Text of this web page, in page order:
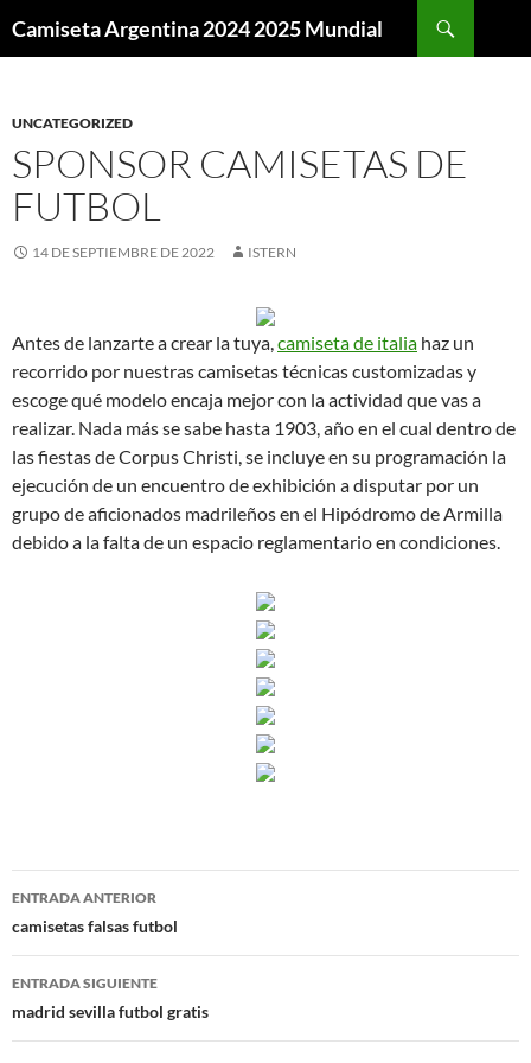
Camiseta Argentina 2024 2025 Mundial
UNCATEGORIZED
SPONSOR CAMISETAS DE
FUTBOL
14 DE SEPTIEMBRE DE 2022 ISTERN
Antes de lanzarte a crear la tuya,camiseta de italia haz un
recorrido por nuestras camisetas técnicas customizadas y
escoge qué modelo encaja mejor con la actividad que vas a
realizar. Nada más se sabe hasta 1903, año en el cual dentro de
las fiestas de Corpus Christi, se incluye en su programación la
ejecución de un encuentro de exhibición a disputar por un
grupo de aficionados madrileños en el Hipódromo de Armilla
debido a la falta de un espacio reglamentario en condiciones.
Navegación
de
entradas
ENTRADA ANTERIOR
camisetas falsas futbol
ENTRADA SIGUIENTE
madrid sevilla futbol gratis